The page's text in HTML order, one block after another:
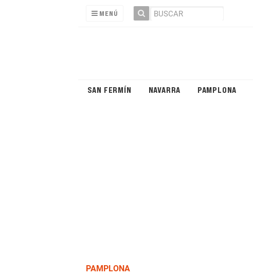
MENÚ
SAN FERMÍN NAVARRA PAMPLONA
PAMPLONA